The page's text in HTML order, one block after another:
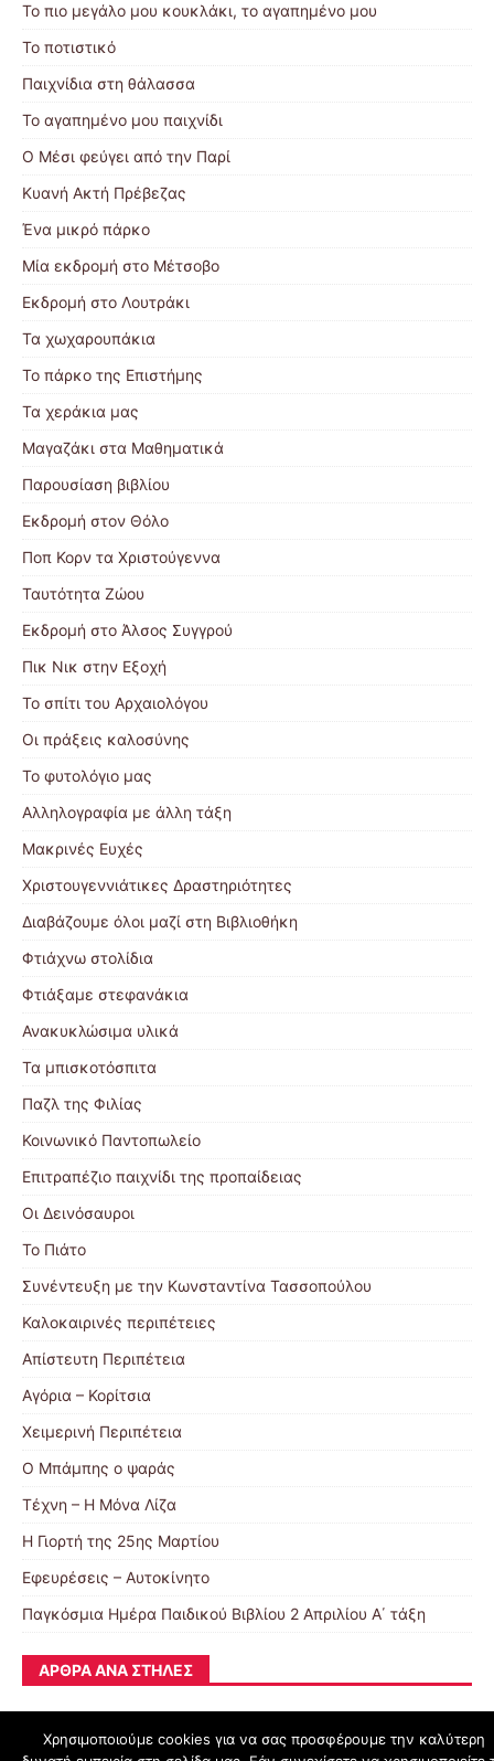
Το πιο μεγάλο μου κουκλάκι, το αγαπημένο μου
Το ποτιστικό
Παιχνίδια στη θάλασσα
Το αγαπημένο μου παιχνίδι
Ο Μέσι φεύγει από την Παρί
Κυανή Ακτή Πρέβεζας
Ένα μικρό πάρκο
Μία εκδρομή στο Μέτσοβο
Εκδρομή στο Λουτράκι
Τα χωχαρουπάκια
Το πάρκο της Επιστήμης
Τα χεράκια μας
Μαγαζάκι στα Μαθηματικά
Παρουσίαση βιβλίου
Εκδρομή στον Θόλο
Ποπ Κορν τα Χριστούγεννα
Ταυτότητα Ζώου
Εκδρομή στο Άλσος Συγγρού
Πικ Νικ στην Εξοχή
Το σπίτι του Αρχαιολόγου
Οι πράξεις καλοσύνης
Το φυτολόγιο μας
Αλληλογραφία με άλλη τάξη
Μακρινές Ευχές
Χριστουγεννιάτικες Δραστηριότητες
Διαβάζουμε όλοι μαζί στη Βιβλιοθήκη
Φτιάχνω στολίδια
Φτιάξαμε στεφανάκια
Ανακυκλώσιμα υλικά
Τα μπισκοτόσπιτα
Παζλ της Φιλίας
Κοινωνικό Παντοπωλείο
Επιτραπέζιο παιχνίδι της προπαίδειας
Οι Δεινόσαυροι
Το Πιάτο
Συνέντευξη με την Κωνσταντίνα Τασσοπούλου
Καλοκαιρινές περιπέτειες
Απίστευτη Περιπέτεια
Αγόρια – Κορίτσια
Χειμερινή Περιπέτεια
Ο Μπάμπης ο ψαράς
Τέχνη – Η Μόνα Λίζα
Η Γιορτή της 25ης Μαρτίου
Εφευρέσεις – Αυτοκίνητο
Παγκόσμια Ημέρα Παιδικού Βιβλίου 2 Απριλίου Α΄ τάξη
ΆΡΘΡΑ ΑΝΆ ΣΤΉΛΕΣ
Χρησιμοποιούμε cookies για να σας προσφέρουμε την καλύτερη